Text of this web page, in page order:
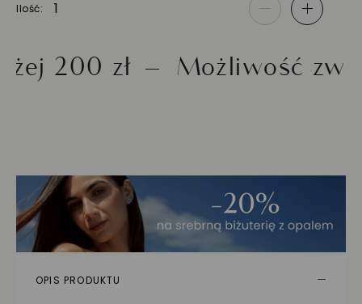
Ilość - +
zł Możliwość zwrotu
OPIS PRODUKTU